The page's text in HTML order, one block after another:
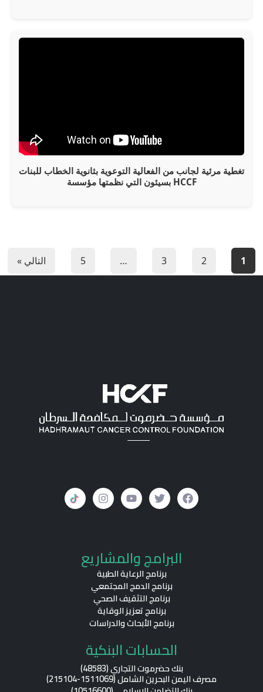
تغطية مرئية لجانب من الفعالية التوعوية بثانوية الخطاب للبنات
بسيئون التي نظمتها مؤسسة HCCF
1
2
3
…
5 التالي »
w
i
t
t
e
r
o
u
t
u
b
e
n
s
t
a
g
r
a
m
البرامج والمشاريع
برنامج الرعاية الطبية
برنامج الدمج المجتمعي
برنامج التثقيف الصحي
برنامج تعزيز الوقاية
برنامج الأبحاث والدراسات
الحسابات البنكية
بنك حضرموت التجاري (48583)
مصرف اليمن البحرين الشامل (1511069-215104)